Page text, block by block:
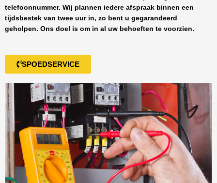
telefoonnummer. Wij plannen iedere afspraak binnen een
tijdsbestek van twee uur in, zo bent u gegarandeerd
geholpen. Ons doel is om in al uw behoeften te voorzien.
SPOEDSERVICE